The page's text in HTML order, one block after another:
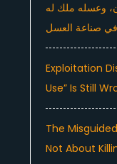
وعسله ملك له
في صناعة العسل
Exploitation
Use” Is Still
The
Not About